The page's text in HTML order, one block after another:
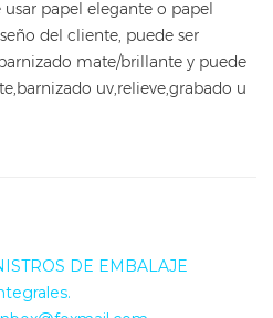
papel elegante o papel
del cliente, puede ser
mate/brillante y puede
uv,relieve,grabado u
DE EMBALAJE